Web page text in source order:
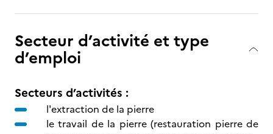
Secteur d’activité et type
d’emploi
Secteurs d’activités :
l'extraction de la pierre
le travail de la pierre (restauration pierre de